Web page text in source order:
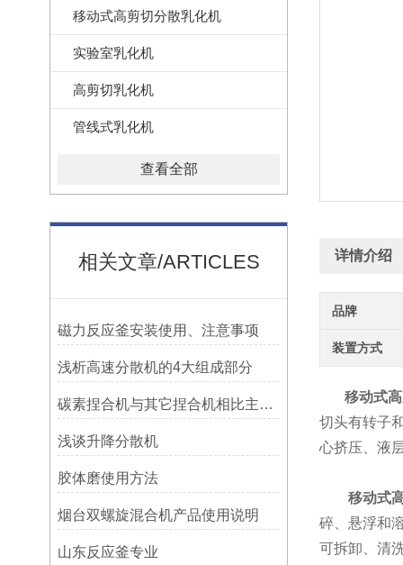
移动式高剪切分散乳化机
实验室乳化机
高剪切乳化机
管线式乳化机
查看全部
相关文章/ARTICLES
磁力反应釜安装使用、注意事项
浅析高速分散机的4大组成部分
碳素捏合机与其它捏合机相比主要特点是什么?
浅谈升降分散机
胶体磨使用方法
烟台双螺旋混合机产品使用说明
山东反应釜专业
详情介绍
品牌
装置方式
移动式高
切头有转子
心挤压、液
移动式
碎、悬浮和
可拆卸、清